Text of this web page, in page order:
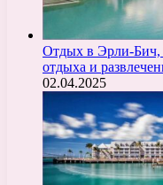
Отдых в Эрли-Бич,
отдыха и
02.04.2025